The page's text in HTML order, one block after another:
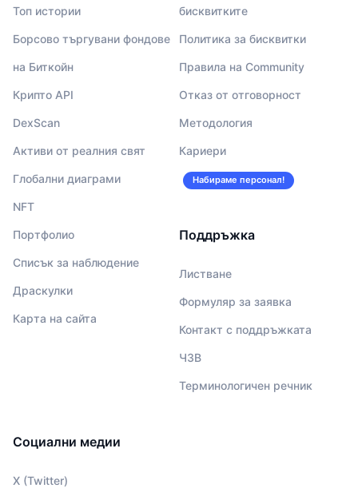
Топ истории
Борсово търгувани фондове
на Биткойн
Крипто API
DexScan
Активи от реалния свят
Глобални диаграми
NFT
Портфолио
Списък за наблюдение
Драскулки
Карта на сайта
бисквитките
Политика за бисквитки
Правила на Community
Отказ от отговорност
Методология
Кариери
Набираме персонал!
Поддръжка
Листване
Формуляр за заявка
Контакт с поддръжката
ЧЗВ
Терминологичен речник
Социални медии
X (Twitter)